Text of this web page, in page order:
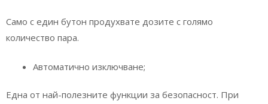
Само с един бутон продухвате дозите с голямо
количество пара.
Автоматично изключване;
Една от най-полезните функции за безопасност. При